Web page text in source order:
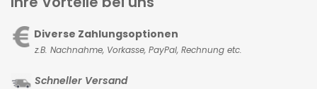
Diverse Zahlungsoptionen
z.B. Nachnahme, Vorkasse, PayPal, Rechnung etc.
Schneller Versand